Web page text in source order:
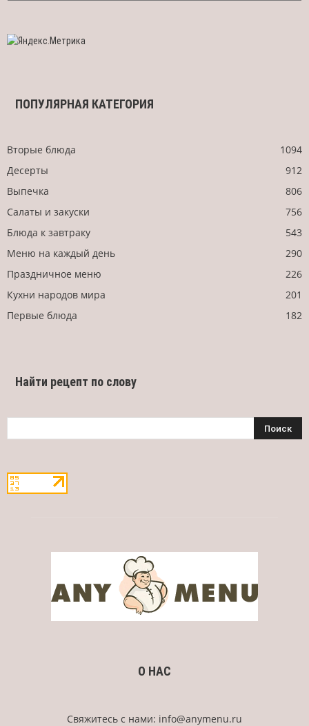
ПОПУЛЯРНАЯ КАТЕГОРИЯ
Вторые блюда
1094
Десерты
912
Выпечка
806
Салаты и закуски
756
Блюда к завтраку
543
Меню на каждый день
290
Праздничное меню
226
Кухни народов мира
201
Первые блюда
182
Найти рецепт по слову
О НАС
Свяжитесь с нами: info@anymenu.ru